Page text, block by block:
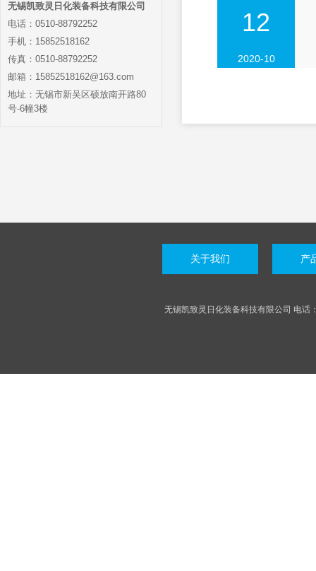
无锡凯致灵日化装备科技有限公司
电话：0510-88792252
手机：15852518162
传真：0510-88792252
邮箱：15852518162@163.com
地址：无锡市新吴区硕放南开路80
号-6幢3楼
12
2020-10
关于我们 产
无锡凯致灵日化装备科技有限公司 电